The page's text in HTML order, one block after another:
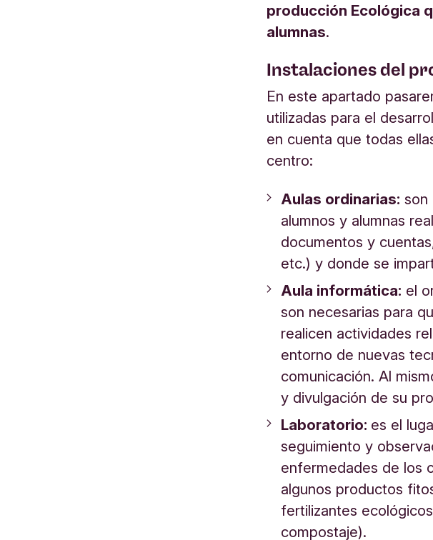
producción Ecológica
alumnas.
Instalaciones del
En este apartado
utilizadas para el
en cuenta que todas
centro:
Aulas ordinarias: son
alumnos y alumnas
documentos y
etc.) y donde se
Aula informática: el
son necesarias para
realicen actividades
entorno de nuevas
comunicación. Al
y divulgación de su
Laboratorio: es el
seguimiento y
enfermedades de los
algunos productos
fertilizantes
compostaje).